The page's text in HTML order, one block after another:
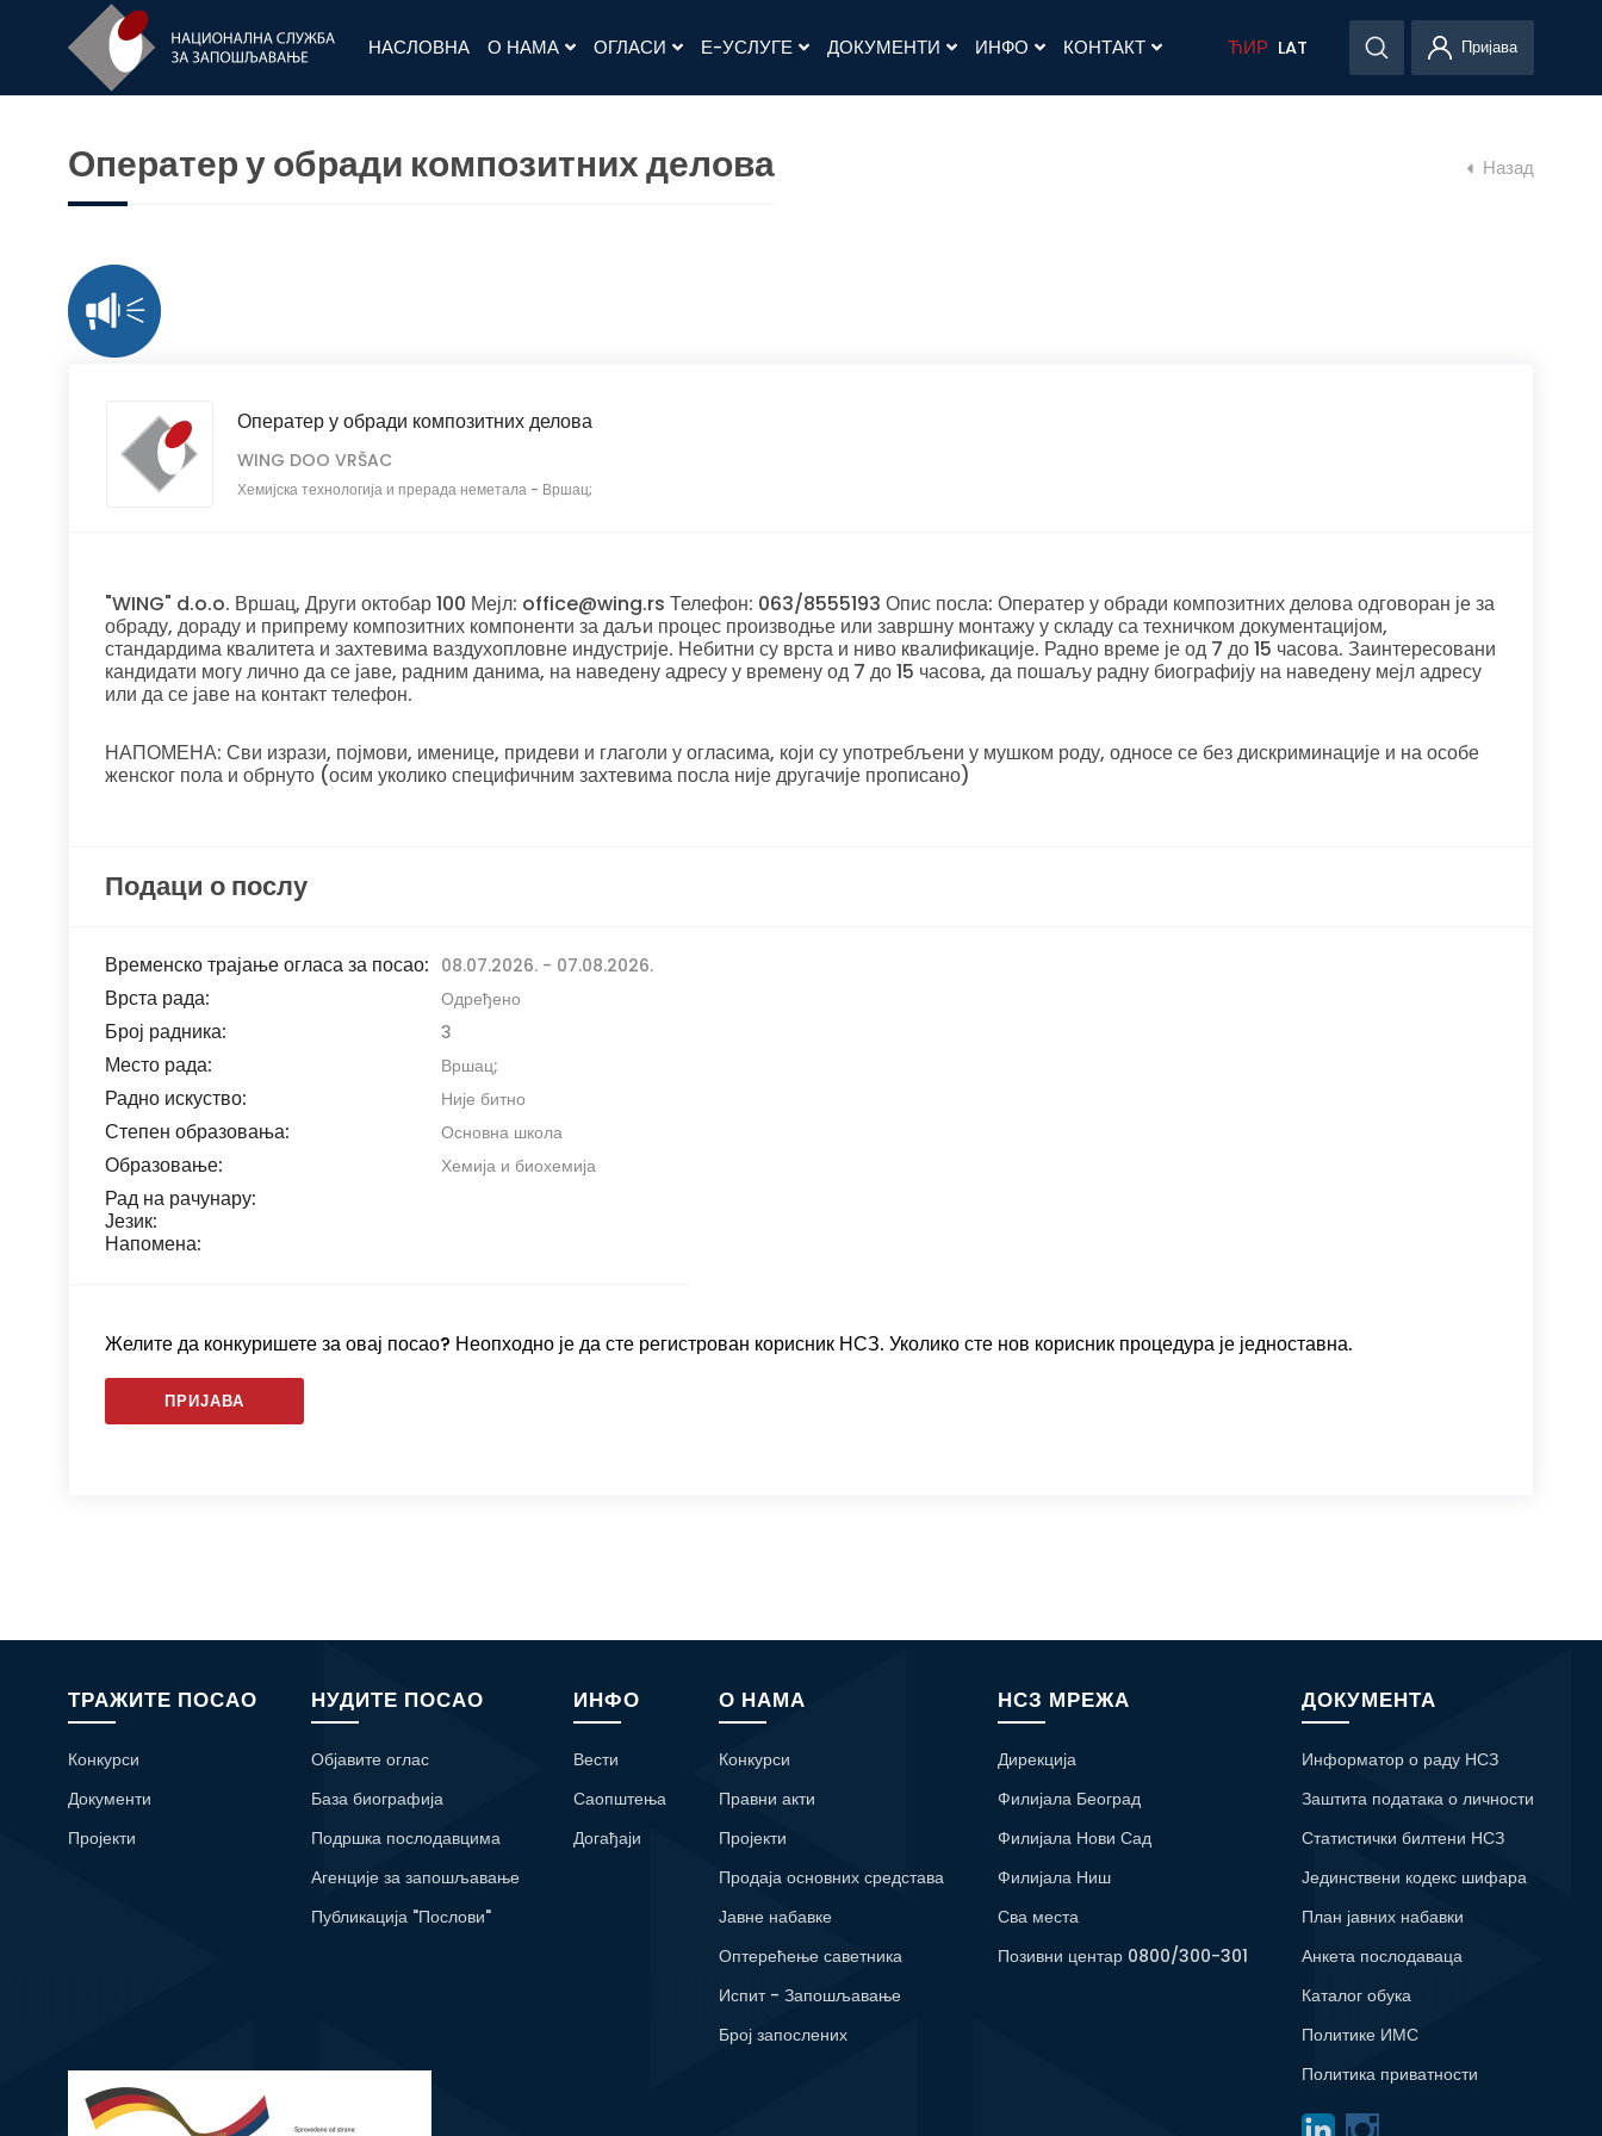
НАСЛОВНА О НАМА ОГЛАСИ Е-УСЛУГЕ ДОКУМЕНТИ ИНФО КОНТАКТ ЋИР LAT Пријава
Оператер у обради композитних делова Назад
Оператер у обради композитних делова
WING DOO VRŠAC
Хемијска технологија и прерада неметала - Вршац;
"WING" d.o.o. Вршац, Други октобар 100 Мејл: office@wing.rs Телефон: 063/8555193 Опис посла: Оператер у обради композитних делова одговоран је за
обраду, дораду и припрему композитних компоненти за даљи процес производње или завршну монтажу у складу са техничком документацијом,
стандардима квалитета и захтевима ваздухопловне индустрије. Небитни су врста и ниво квалификације. Радно време је од 7 до 15 часова. Заинтересовани
кандидати могу лично да се јаве, радним данима, на наведену адресу у времену од 7 до 15 часова, да пошаљу радну биографију на наведену мејл адресу
или да се јаве на контакт телефон.
НАПОМЕНА: Сви изрази, појмови, именице, придеви и глаголи у огласима, који су употребљени у мушком роду, односе се без дискриминације и на особе
женског пола и обрнуто (осим уколико специфичним захтевима посла није другачије прописано)
Подаци о послу
Временско трајање огласа за посао: 08.07.2026. - 07.08.2026.
Врста рада: Одређено
Број радника: 3
Место рада: Вршац;
Радно искуство: Није битно
Степен образовања: Основна школа
Образовање: Хемија и биохемија
Рад на рачунару:
Језик:
Напомена:
Желите да конкуришете за овај посао? Неопходно је да сте регистрован корисник НСЗ. Уколико сте нов корисник процедура је једноставна.
ПРИЈАВА
ТРАЖИТЕ ПОСАО
Конкурси
Документи
Пројекти
НУДИТЕ ПОСАО
Објавите оглас
База биографија
Подршка послодавцима
Агенције за запошљавање
Публикација "Послови"
ИНФО
Вести
Саопштења
Догађаји
О НАМА
Конкурси
Правни акти
Пројекти
Продаја основних средстава
Јавне набавке
Оптерећење саветника
Испит - Запошљавање
Број запослених
НСЗ МРЕЖА
Дирекција
Филијала Београд
Филијала Нови Сад
Филијала Ниш
Сва места
Позивни центар 0800/300-301
ДОКУМЕНТА
Информатор о раду НСЗ
Заштита података о личности
Статистички билтени НСЗ
Јединствени кодекс шифара
План јавних набавки
Анкета послодаваца
Каталог обука
Политике ИМС
Политика приватности